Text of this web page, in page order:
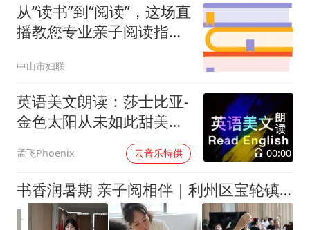
从“读书”到“阅读”，这场直
播教您专业亲子阅读指导
中山市妇联
英语美文朗读：莎士比亚-
金色太阳从未如此甜美吻
孟飞Phoenix 云音乐特供 00:00
书香润暑期 亲子阅相伴｜利州区宝轮镇暑期亲子阅读主题活动暖心开启